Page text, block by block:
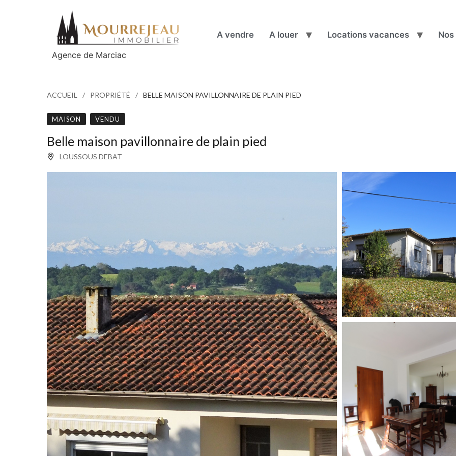
Agence de Marciac
A vendre A louer Locations vacances
ACCUEIL PROPRIÉTÉ BELLE MAISON PAVILLONNAIRE DE PLAIN PIED
MAISON VENDU
Belle maison pavillonnaire de plain pied
LOUSSOUS DEBAT